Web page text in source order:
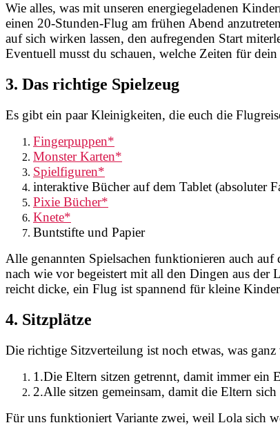
Wie alles, was mit unseren energiegeladenen
einen 20-Stunden-Flug am frühen Abend
auf sich wirken lassen, den aufregenden Start
Eventuell musst du schauen, welche Zeiten für dein
3. Das richtige Spielzeug
Es gibt ein paar Kleinigkeiten, die euch die
Fingerpuppen*
Monster Karten*
Spielfiguren*
interaktive Bücher auf dem Tablet (absoluter
Pixie Bücher*
Knete*
Buntstifte und Papier
Alle genannten Spielsachen funktionieren auch
nach wie vor begeistert mit all den Dingen aus der
reicht dicke, ein Flug ist spannend für kleine
4. Sitzplätze
Die richtige Sitzverteilung ist noch etwas, was
1.Die Eltern sitzen getrennt, damit immer ein
2.Alle sitzen gemeinsam, damit die Eltern
Für uns funktioniert Variante zwei, weil Lola sich